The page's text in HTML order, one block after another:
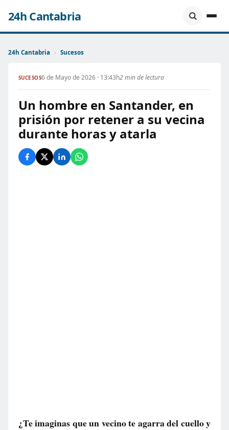
24h Cantabria
24h Cantabria › Sucesos
SUCESOS6 de Mayo de 2026 · 13:43h2 min de lectura
Un hombre en Santander, en
prisión por retener a su vecina
durante horas y atarla
¿Te imaginas que un vecino te agarra del cuello y